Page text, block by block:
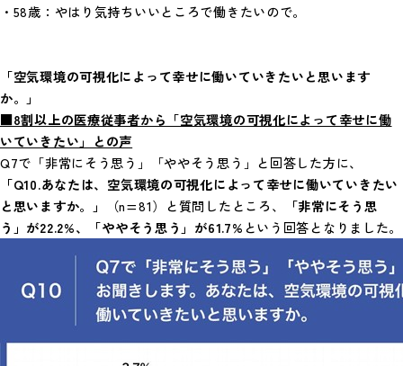
・58歳：やはり気持ちいいところで働きたいので。
「空気環境の可視化によって幸せに働いていきたいと思います
か。」
■8割以上の医療従事者から「空気環境の可視化によって幸せに働
いていきたい」との声
Q7で「非常にそう思う」「ややそう思う」と回答した方に、
「Q10.あなたは、空気環境の可視化によって幸せに働いていきたい
と思いますか。」
（n=81）と質問したところ、
「非常にそう思
う」が22.2%、「ややそう思う」が61.7%という回答となりました。